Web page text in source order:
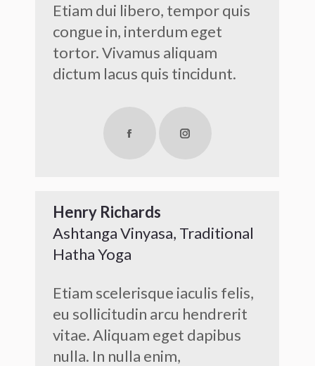
Etiam dui libero, tempor quis
congue in, interdum eget
tortor. Vivamus aliquam
dictum lacus quis tincidunt.
FacebookInstagram
Henry Richards
Ashtanga Vinyasa, Traditional
Hatha Yoga
Etiam scelerisque iaculis felis,
eu sollicitudin arcu hendrerit
vitae. Aliquam eget dapibus
nulla. In nulla enim,